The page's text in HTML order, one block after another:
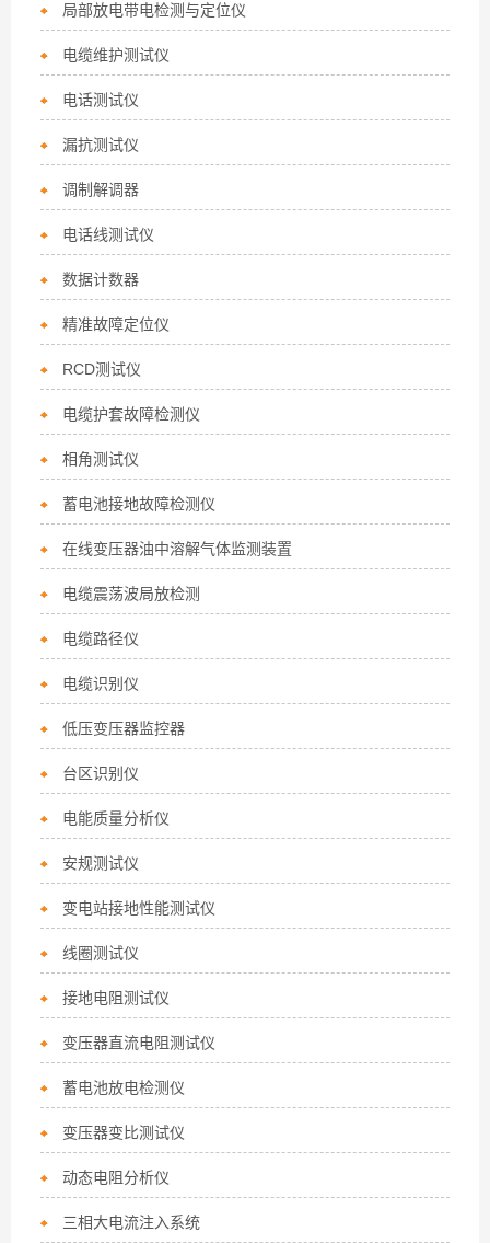
局部放电带电检测与定位仪
电缆维护测试仪
电话测试仪
漏抗测试仪
调制解调器
电话线测试仪
数据计数器
精准故障定位仪
RCD测试仪
电缆护套故障检测仪
相角测试仪
蓄电池接地故障检测仪
在线变压器油中溶解气体监测装置
电缆震荡波局放检测
电缆路径仪
电缆识别仪
低压变压器监控器
台区识别仪
电能质量分析仪
安规测试仪
变电站接地性能测试仪
线圈测试仪
接地电阻测试仪
变压器直流电阻测试仪
蓄电池放电检测仪
变压器变比测试仪
动态电阻分析仪
三相大电流注入系统